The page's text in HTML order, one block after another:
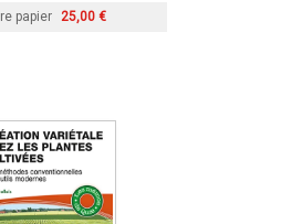
papier 25,00 €